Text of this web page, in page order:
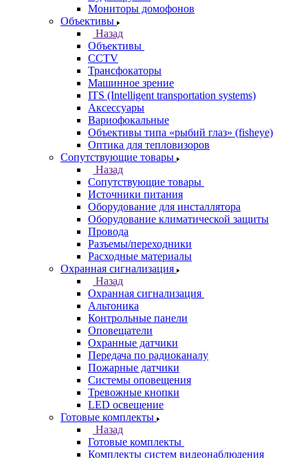
Мониторы домофонов
Объективы
Назад
Объективы
CCTV
Трансфокаторы
Машинное зрение
ITS (Intelligent transportation systems)
Аксессуары
Вариофокальные
Объективы типа «рыбий глаз» (fisheye)
Оптика для тепловизоров
Сопутствующие товары
Назад
Сопутствующие товары
Источники питания
Оборудование для инсталлятора
Оборудование климатической защиты
Провода
Разъемы/переходники
Расходные материалы
Охранная сигнализация
Назад
Охранная сигнализация
Альтоника
Контрольные панели
Оповещатели
Охранные датчики
Передача по радиоканалу
Пожарные датчики
Системы оповещения
Тревожные кнопки
LED освещение
Готовые комплекты
Назад
Готовые комплекты
Комплекты систем видеонаблюдения